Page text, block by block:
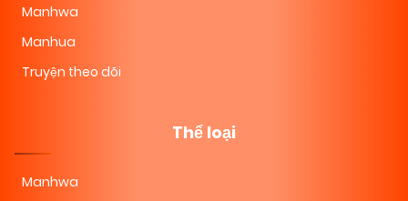
Manhwa
Manhua
Truyện theo dõi
Thể loại
Manhwa